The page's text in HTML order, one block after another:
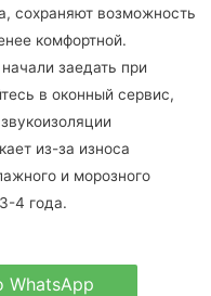
сохраняют возможность
комфортной.
заедать при
в оконный сервис,
из-за износа
и морозного
4 года.
WhatsApp